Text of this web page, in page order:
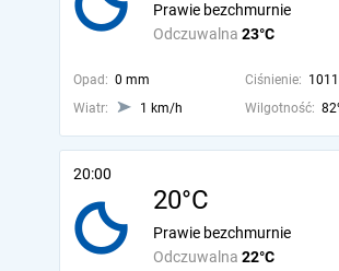
Odczuwalna 23°C
Prawie bezchmurnie
Opad: 0 mm Ciśnienie:
Wiatr:
1 km/h Wilgotność:
20:00
20°C
Odczuwalna 22°C
Prawie bezchmurnie